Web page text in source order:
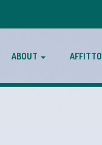
ABOUT AFFITTO